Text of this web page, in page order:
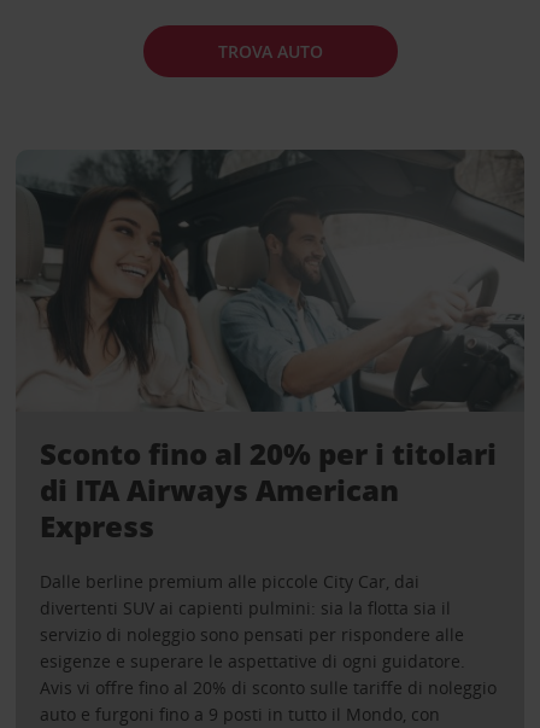
TROVA AUTO
Sconto fino al 20% per i titolari
di ITA Airways American
Express
Dalle berline premium alle piccole City Car, dai
divertenti SUV ai capienti pulmini: sia la flotta sia il
servizio di noleggio sono pensati per rispondere alle
esigenze e superare le aspettative di ogni guidatore.
Avis vi offre fino al 20% di sconto sulle tariffe di noleggio
auto e furgoni fino a 9 posti in tutto il Mondo, con